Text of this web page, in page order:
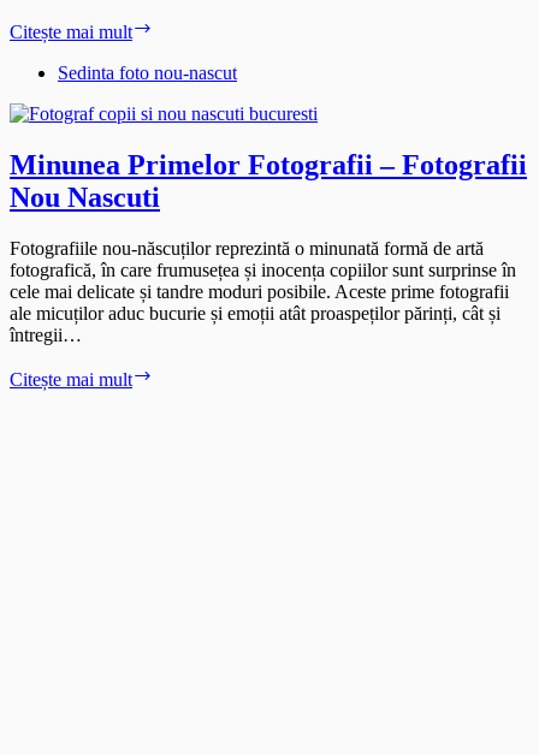
Citește mai mult
–
Foto
Sedinta foto nou-nascut
Minunea Primelor Fotografii – Fotografii
Nou Nascuti
Fotografiile nou-născuților reprezintă o minunată formă de artă
fotografică, în care frumusețea și inocența copiilor sunt surprinse în
cele mai delicate și tandre moduri posibile. Aceste prime fotografii
ale micuților aduc bucurie și emoții atât proaspeților părinți, cât și
întregii…
Citește mai mult